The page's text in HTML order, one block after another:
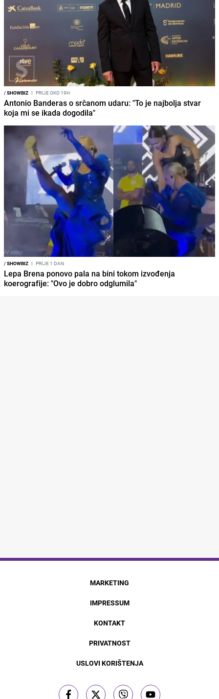
/SHOWBIZ I PRIJE OKO 19H
Antonio Banderas o srčanom udaru: "To je najbolja stvar
koja mi se ikada dogodila"
/SHOWBIZ I PRIJE 1 DAN
Lepa Brena ponovo pala na bini tokom izvođenja
koerografije: "Ovo je dobro odglumila"
MARKETING
IMPRESSUM
KONTAKT
PRIVATNOST
USLOVI KORIŠTENJA